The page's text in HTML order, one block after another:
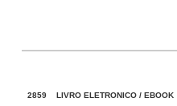
2859 LIVRO ELETRONICO / EBOOK